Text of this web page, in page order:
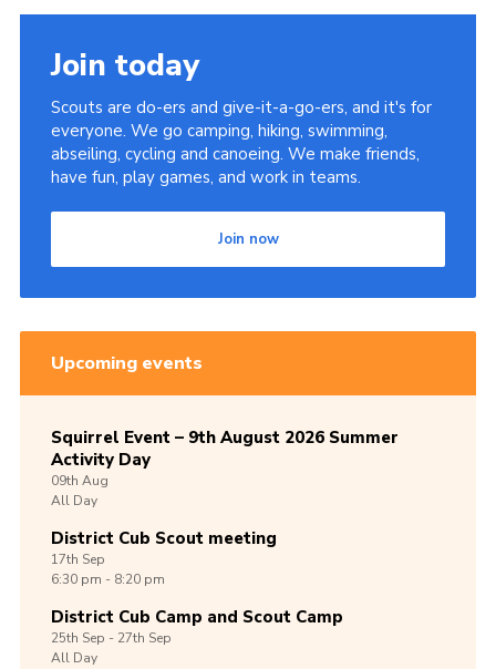
Join today
Scouts are do-ers and give-it-a-go-ers, and it's for
everyone. We go camping, hiking, swimming,
abseiling, cycling and canoeing. We make friends,
have fun, play games, and work in teams.
Join now
Upcoming events
Squirrel Event – 9th August 2026 Summer
Activity Day
09th Aug
All Day
District Cub Scout meeting
17th Sep
6:30 pm - 8:20 pm
District Cub Camp and Scout Camp
25th Sep -27th Sep
All Day